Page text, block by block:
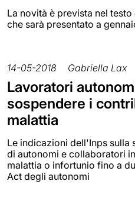
La novità è prevista nel
che sarà presentato a
14-05-2018 Gabriella Lax
Lavoratori
sospendere i
malattia
Le indicazioni dell'Inps sulla
di autonomi e collaboratori
malattia o infortunio fino a
Act degli autonomi